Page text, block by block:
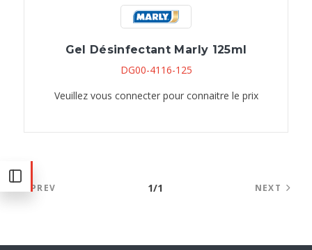
Gel Désinfectant Marly 125ml
DG00-4116-125
Veuillez vous connecter pour connaitre le prix
PREV 1/1 NEXT